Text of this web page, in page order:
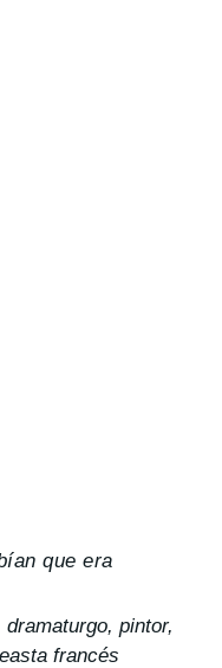
que era
pintor,
francés